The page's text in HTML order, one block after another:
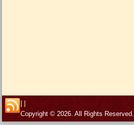
Copyright © 2026. All Rights Reserved.